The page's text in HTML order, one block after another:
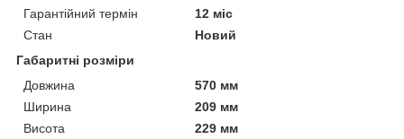
Гарантійний термін
12 міс
Стан
Новий
Габаритні розміри
Довжина
570 мм
Ширина
209 мм
Висота
229 мм